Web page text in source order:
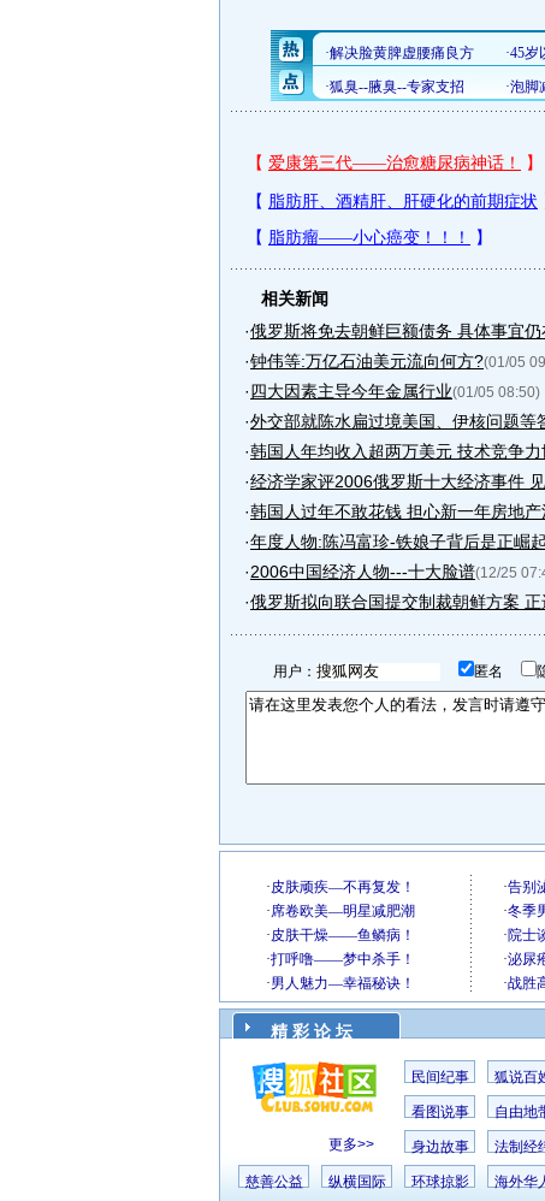
相关新闻
·俄罗斯将免去朝鲜巨额债务 具体事宜
·钟伟等:万亿石油美元流向何方?(01/05
·四大因素主导今年金属行业(01/05 08:50)
·外交部就陈水扁过境美国、伊核问题等
·韩国人年均收入超两万美元 技术竞争
·经济学家评2006俄罗斯十大经济事件 见
·韩国人过年不敢花钱 担心新一年房地
·年度人物:陈冯富珍-铁娘子背后是正崛
·2006中国经济人物---十大脸谱(12/25
·俄罗斯拟向联合国提交制裁朝鲜方案
用户： 匿名
精 彩 论 坛
更多>>
民间纪事 狐说百
看图说事 自由地
身边故事 法制经
慈善公益 纵横国际 环球掠影 海外华